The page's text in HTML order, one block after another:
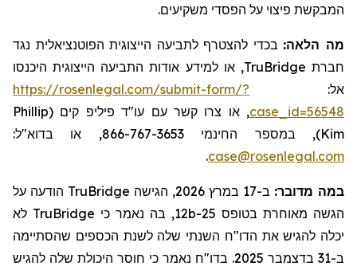
המבקשת פיצוי על הפסדי משקיעים.
מה הלאה: בכדי להצטרף לתביעה הייצוגית הפוטנציאלית נגד
חברת TruBridge, או למידע אודות התביעה הייצוגית היכנסו
אל:
https://rosenlegal.com/submit-form/?
case_id=56548, או צרו קשר עם עו"ד פיליפ קים (Phillip
Kim
), במספר החינמי 866-767-3653, או בדוא"ל:
case@rosenlegal.com
.
במה מדובר: ב-17 במרץ 2026, הגישה TruBridge הודעה על
הגשה מאוחרת בטופס 12b-25, בה נאמר כי TruBridge לא
יכלה להגיש את הדו"ח השנתי שלה לשנת הכספים שהסתיימה
ב-31 בדצמבר 2025. בדו
"ח נאמר כי חוסר היכולת שלה להגיש